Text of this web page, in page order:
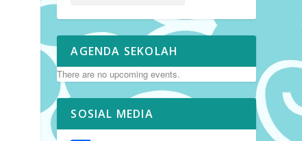
AGENDA SEKOLAH
There are no upcoming events.
SOSIAL MEDIA